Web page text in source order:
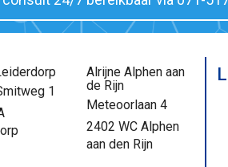
1
Alrijne Alphen aan
de Rijn
Meteoorlaan 4
2402 WC Alphen
aan den Rijn